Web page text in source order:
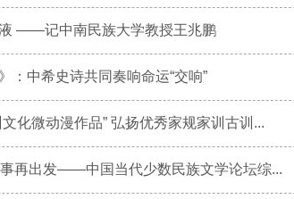
——记中南民族大学教授王兆鹏
：中希史诗共同奏响命运“交响”
化微动漫作品” 弘扬优秀家规家训古训...
再出发——中国当代少数民族文学论坛综...